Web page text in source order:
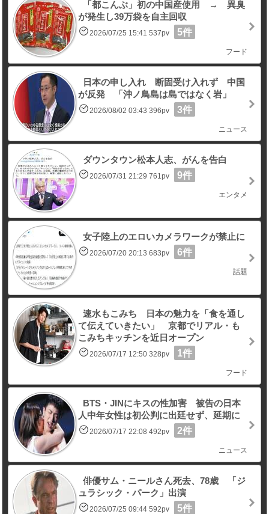
「都こんぶ」初の中国産使用 → 異臭
が発生し39万袋を自主回収
2026/07/25 15:41 537pv 5件
フード
日本の申し入れ 断固受け入れず 中国
が反発 「沖ノ鳥島は島ではなく岩」
2026/08/02 03:43 396pv 3件
ニュース
ダウンタウン松本人志、がんを告白
2026/07/31 21:29 761pv 9件
エンタメ
女子陸上のエロいカメラワークが禁止に
2026/07/20 20:13 683pv 6件
話題
速水もこみち 日本の魅力を「食を通し
て伝えていきたい」 京都でリアル・も
こみちキッチンを近日オープン
2026/07/17 12:50 328pv 1件
フード
BTS・JINにキスの性加害 被告の日本
人中年女性は初公判に出廷せず、延期に
2026/07/17 22:08 492pv 2件
ニュース
俳優サム・ニールさん死去、78歳 「ジ
ュラシック・パーク」出演
2026/07/25 09:44 592pv 5件